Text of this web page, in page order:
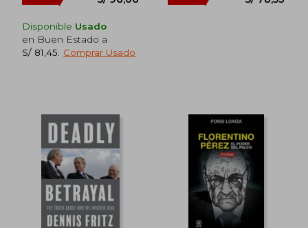
Disponible Usado
en Buen Estado a
S/ 81,45
Comprar Usado